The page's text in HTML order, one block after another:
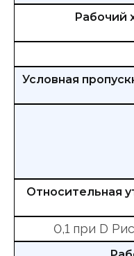
Рабочий
Условная
Относительная
0,1 при D